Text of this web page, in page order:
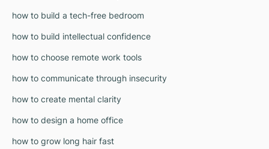
how to build a tech-free bedroom
how to build intellectual confidence
how to choose remote work tools
how to communicate through insecurity
how to create mental clarity
how to design a home office
how to grow long hair fast